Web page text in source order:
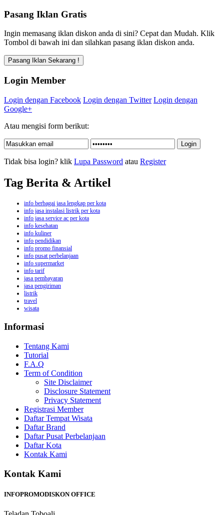
Pasang Iklan Gratis
Ingin memasang iklan diskon anda di sini? Cepat dan Mudah. Klik
Tombol di bawah ini dan silahkan pasang iklan diskon anda.
Login Member
Login dengan Facebook Login dengan Twitter Login dengan
Google+
Atau mengisi form berikut:
Tidak bisa login? klik Lupa Password atau Register
Tag Berita & Artikel
info berbagai jasa lengkap per kota
info jasa instalasi listrik per kota
info jasa service ac per kota
info kesehatan
info kuliner
info pendidikan
info promo finansial
info pusat perbelanjaan
info supermarket
info tarif
jasa pembayaran
jasa pengiriman
listrik
travel
wisata
Informasi
Tentang Kami
Tutorial
F.A.Q
Term of Condition
Site Disclaimer
Disclosure Statement
Privacy Statement
Registrasi Member
Daftar Tempat Wisata
Daftar Brand
Daftar Pusat Perbelanjaan
Daftar Kota
Kontak Kami
Kontak Kami
INFOPROMODISKON OFFICE